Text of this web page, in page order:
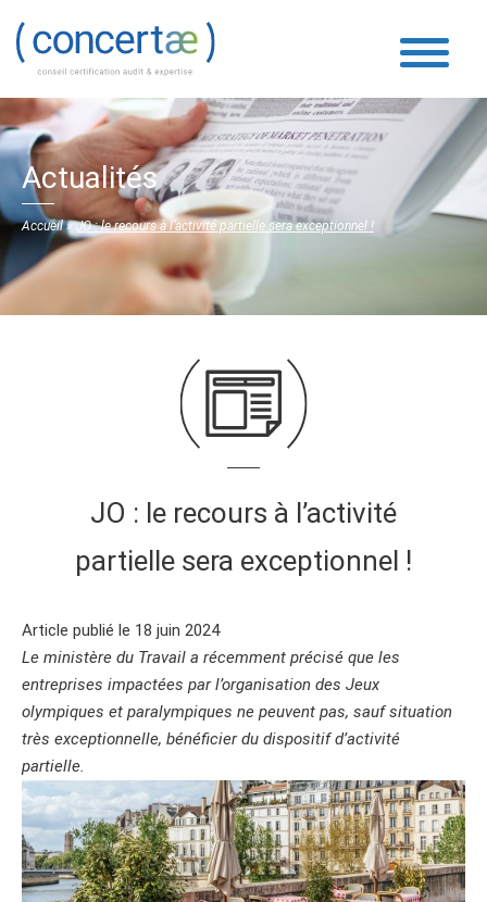
Actualités
Accueil»JO : le recours à l’activité partielle sera exceptionnel !
JO : le recours à l’activité
partielle sera exceptionnel !
Article publié le 18 juin 2024
Le ministère du Travail a récemment précisé que les
entreprises impactées par l’organisation des Jeux
olympiques et paralympiques ne peuvent pas, sauf situation
très exceptionnelle, bénéficier du dispositif d’activité
partielle.